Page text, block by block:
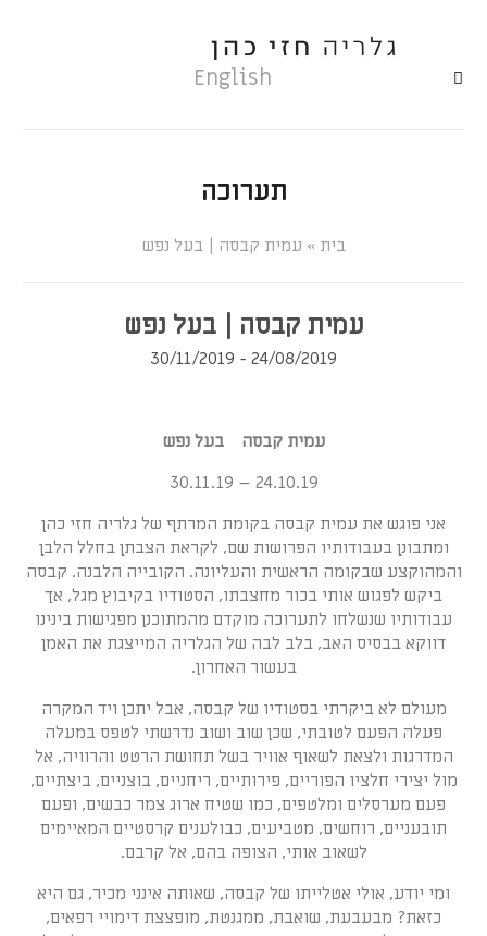
English
תערוכה
» עמית קבסה | בעל נפש
עמית קבסה | בעל נפש
24/08/2019 - 30/11/2019
עמית קבסה בעל נפש
24.10.19 – 30.11.19
אני פוגש את עמית קבסה בקומת המרתף של גלריה חזי כהן
ומתבונן בעבודותיו הפרושות שם, לקראת הצבתן בחלל הלבן
והמהוקצע שבקומה הראשית והעליונה. הקובייה הלבנה. קבסה
ביקש לפגוש אותי בכור מחצבתו, הסטודיו בקיבוץ מגל, אך
עבודותיו שנשלחו לתערוכה מוקדם מהמתוכנן מפגישות בינינו
דווקא בבסיס האב, בלב לבה של הגלריה המייצגת את האמן
בעשור האחרון.
מעולם לא ביקרתי בסטודיו של קבסה, אבל יתכן ויד המקרה
פעלה הפעם לטובתי, שכן שוב ושוב נדרשתי לטפס במעלה
המדרגות ולצאת לשאוף אוויר בשל תחושת הרטט והרוויה, אל
מול יצירי חלציו הפוריים, פירותיים, ריחניים, בוצניים, ביצתיים,
פעם מערסלים ומלטפים, כמו שטיח ארוג צמר כבשים, ופעם
תובעניים, רוחשים, מטביעים, כבולענים קרסטיים המאיימים
לשאוב אותי, הצופה בהם, אל קרבם.
ומי יודע, אולי אטלייתו של קבסה, שאותה אינני מכיר, גם היא
כזאת? מבעבעת, שואבת, ממגנטת, מופצצת דימויי רפאים,